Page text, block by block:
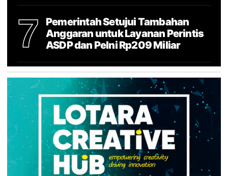
7
Pemerintah Setujui Tambahan
Anggaran untuk Layanan Perintis
ASDP dan Pelni Rp209 Miliar